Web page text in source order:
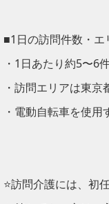
■1日の訪問件数・エ
・1日あたり約5〜6
・訪問エリアは東
・電動自転車を使
⭐訪問介護には、初